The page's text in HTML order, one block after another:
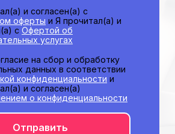
и согласен(а) с
оферты и Я прочитал(а) и
с Офертой об
услугах
на сбор и обработку
данных в соответствии
конфиденциальности и
и согласен(а)
о конфиденциальности
Отправить